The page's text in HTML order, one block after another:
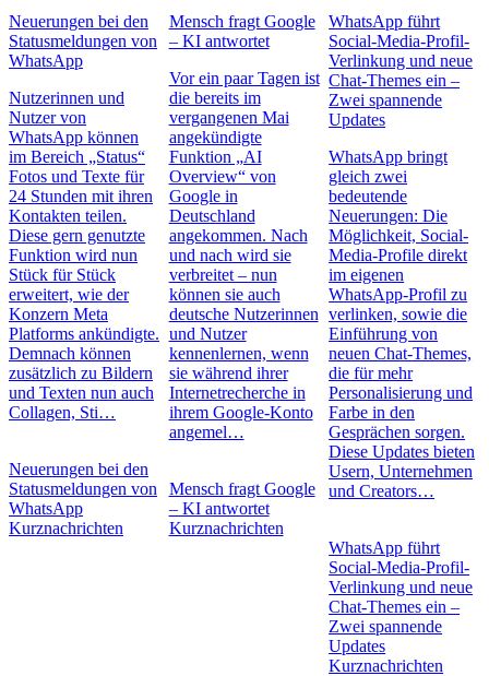
Neuerungen bei den
Statusmeldungen von
WhatsApp
Nutzerinnen und
Nutzer von
WhatsApp können
im Bereich „Status“
Fotos und Texte für
24 Stunden mit ihren
Kontakten teilen.
Diese gern genutzte
Funktion wird nun
Stück für Stück
erweitert, wie der
Konzern Meta
Platforms ankündigte.
Demnach können
zusätzlich zu Bildern
und Texten nun auch
Collagen, Sti…
Neuerungen bei den
Statusmeldungen von
WhatsApp
Kurznachrichten
Mensch fragt Google
– KI antwortet
Vor ein paar Tagen ist
die bereits im
vergangenen Mai
angekündigte
Funktion „AI
Overview“ von
Google in
Deutschland
angekommen. Nach
und nach wird sie
verbreitet – nun
können sie auch
deutsche Nutzerinnen
und Nutzer
kennenlernen, wenn
sie während ihrer
Internetrecherche in
ihrem Google-Konto
angemel…
Mensch fragt Google
– KI antwortet
Kurznachrichten
WhatsApp führt
Social-Media-Profil-
Verlinkung und neue
Chat-Themes ein –
Zwei spannende
Updates
WhatsApp bringt
gleich zwei
bedeutende
Neuerungen: Die
Möglichkeit, Social-
Media-Profile direkt
im eigenen
WhatsApp-Profil zu
verlinken, sowie die
Einführung von
neuen Chat-Themes,
die für mehr
Personalisierung und
Farbe in den
Gesprächen sorgen.
Diese Updates bieten
Usern, Unternehmen
und Creators…
WhatsApp führt
Social-Media-Profil-
Verlinkung und neue
Chat-Themes ein –
Zwei spannende
Updates
Kurznachrichten